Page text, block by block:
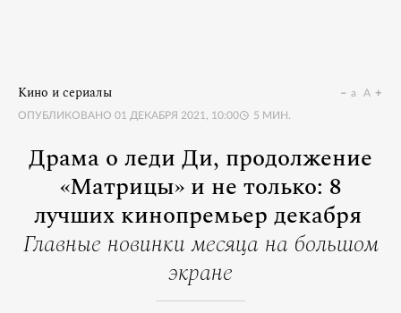
Кино и сериалы
ОПУБЛИКОВАНО 01 ДЕКАБРЯ 2021, 10:00 5 МИН.
a A
Драма о леди Ди, продолжение
«Матрицы» и не только: 8
лучших кинопремьер декабря
Главные новинки месяца на большом
экране